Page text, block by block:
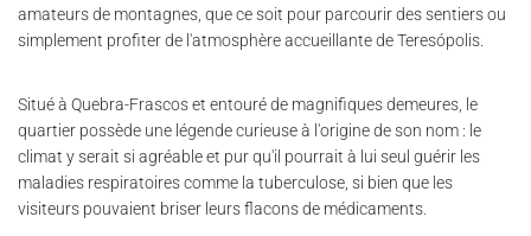
amateurs de montagnes, que ce soit pour parcourir des sentiers ou
simplement profiter de l'atmosphère accueillante de Teresópolis.
Situé à Quebra-Frascos et entouré de magnifiques demeures, le
quartier possède une légende curieuse à l'origine de son nom : le
climat y serait si agréable et pur qu'il pourrait à lui seul guérir les
maladies respiratoires comme la tuberculose, si bien que les
visiteurs pouvaient briser leurs flacons de médicaments.